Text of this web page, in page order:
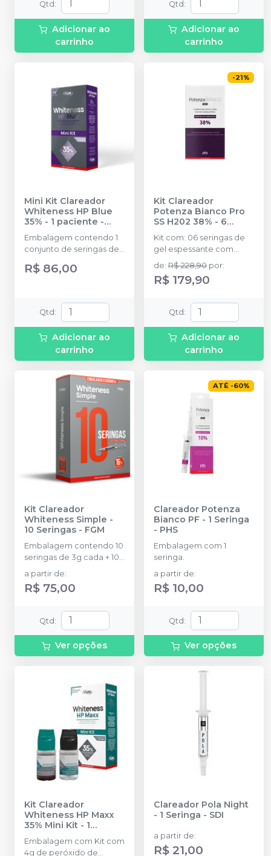
2g + 6 ponteiras.
Qtd :
Adicionar ao
carrinho
Neutralize (neutralizante
de peróxidos) + 1
espátula e uma placa
para preparo do gel e 1
Top Dam com 2g.
Qtd :
Adicionar ao
carrinho
Mini Kit Clareador
Whiteness HP Blue
35% - 1 paciente -
FGM
Embalagem contendo 1
conjunto de seringas de
R$ 86,00
Qtd :
Adicionar ao
carrinho
-21%
Kit Clareador
Potenza Bianco Pro
SS H202 38% - 6
Seringas
PHS
Kit com: 06 seringas de
gel espessante com
0,4g; 06 Seringas de
Peróxido de Hidrogênio
com 1,3g; 01 Frasco de
Seringa de barreira
gengival com 2,5g; 08
Ponteiras de aplicação;
01 Instrução de uso para
o profissional.
de: R$ 228,90 por:
R$ 179,90
Qtd :
Adicionar ao
carrinho
Kit Clareador
Whiteness Simple -
10 Seringas - FGM
Embalagem contendo 10
seringas de 3g cada + 10
ponteiras.
a partir de:
R$ 75,00
Qtd:
Ver opções
ATÉ -60%
Clareador Potenza
Bianco PF - 1 Seringa
- PHS
Embalagem com 1
seringa.
a partir de:
R$ 10,00
Qtd:
Ver opções
Kit Clareador
Whiteness HP Maxx
35% Mini Kit - 1
Paciente
Embalagem com Kit com
4g de peróxido de
Clareador Pola Night
- 1 Seringa - SDI
a partir de:
R$ 21,00